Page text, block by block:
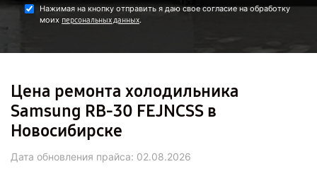
Нажимая на кнопку отправить я даю свое согласие на обработку
моих персональных данных.
Цена ремонта холодильника
Samsung RB-30 FEJNCSS в
Новосибирске
Дата обновления прайса: 02.08.2026